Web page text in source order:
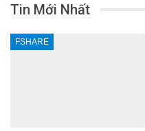
Tin Mới Nhất
FSHARE